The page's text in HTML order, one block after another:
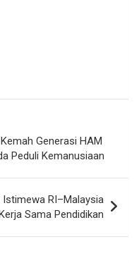
Generasi HAM
Peduli Kemanusiaan
RI–Malaysia
Sama Pendidikan